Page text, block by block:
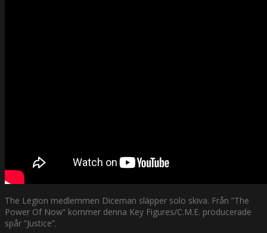
The Legion medlemmen Diceman släpper solo skiva. Från ”The
Power Of Now” kommer denna Key Figures/C.M.E. producerade
spår ”Justice”.